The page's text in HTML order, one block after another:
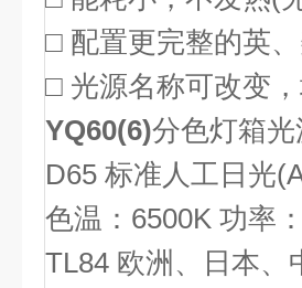
□ 配置更完整的英
□ 光源名称可改变
YQ60(6)分色灯箱光
D65 标准人工日光
色温：6500K 功率
TL84 欧洲、日本、